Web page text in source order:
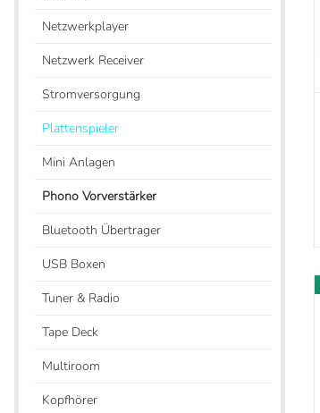
Netzwerkplayer
Netzwerk Receiver
Stromversorgung
Plattenspieler
Mini Anlagen
Phono Vorverstärker
Bluetooth Übertrager
USB Boxen
Tuner & Radio
Tape Deck
Multiroom
Kopfhörer